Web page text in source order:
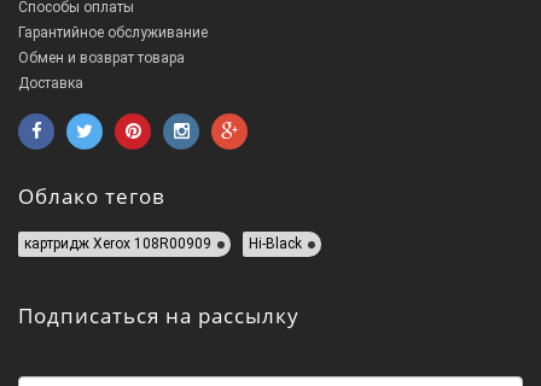
Способы оплаты
Гарантийное обслуживание
Обмен и возврат товара
Доставка
Облако тегов
картридж Xerox 108R00909 Hi-Black
Подписаться на рассылку